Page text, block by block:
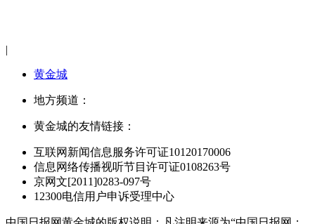
|
黄金城
地方频道：
黄金城的友情链接：
互联网新闻信息服务许可证10120170006
信息网络传播视听节目许可证0108263号
京网文[2011]0283-097号
12300电信用户申诉受理中心